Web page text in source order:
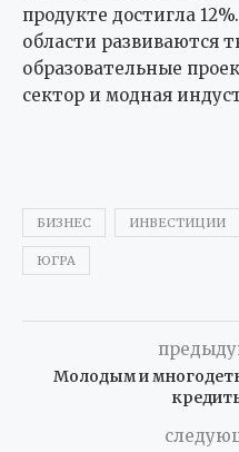
продукте достигла
области развиваются
образовательные
сектор и модная
БИЗНЕС ИНВЕСТИЦИИ
ЮГРА
Молодым и